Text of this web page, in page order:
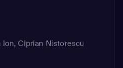
Ion, Ciprian Nistorescu